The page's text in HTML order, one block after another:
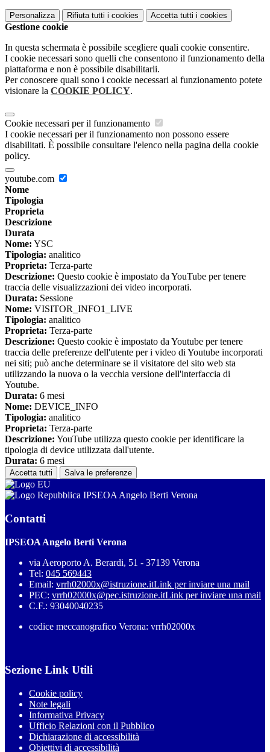
Personalizza Rifiuta tutti i cookies Accetta tutti i cookies
Gestione cookie
In questa schermata è possibile scegliere quali cookie consentire.
I cookie necessari sono quelli che consentono il funzionamento della
piattaforma e non è possibile disabilitarli.
Per conoscere quali sono i cookie necessari al funzionamento potete
visionare la COOKIE POLICY.
Cookie necessari per il funzionamento
I cookie necessari per il funzionamento non possono essere
disabilitati. È possibile consultare l'elenco nella pagina della cookie
policy.
youtube.com
Nome
Tipologia
Proprieta
Descrizione
Durata
Nome: YSC
Tipologia: analitico
Proprieta: Terza-parte
Descrizione: Questo cookie è impostato da YouTube per tenere
traccia delle visualizzazioni dei video incorporati.
Durata: Sessione
Nome: VISITOR_INFO1_LIVE
Tipologia: analitico
Proprieta: Terza-parte
Descrizione: Questo cookie è impostato da Youtube per tenere
traccia delle preferenze dell'utente per i video di Youtube incorporati
nei siti; può anche determinare se il visitatore del sito web sta
utilizzando la nuova o la vecchia versione dell'interfaccia di
Youtube.
Durata: 6 mesi
Nome: DEVICE_INFO
Tipologia: analitico
Proprieta: Terza-parte
Descrizione: YouTube utilizza questo cookie per identificare la
tipologia di device utilizzata dall'utente.
Durata: 6 mesi
Accetta tutti Salva le preferenze
IPSEOA Angelo Berti Verona
Contatti
IPSEOA Angelo Berti Verona
via Aeroporto A. Berardi, 51 - 37139 Verona
Tel: 045 569443
Email: vrrh02000x@istruzione.itLink per inviare una mail
PEC: vrrh02000x@pec.istruzione.itLink per inviare una mail
C.F.: 93040040235
codice meccanografico Verona: vrrh02000x
Sezione Link Utili
Cookie policy
Note legali
Informativa Privacy
Ufficio Relazioni con il Pubblico
Dichiarazione di accessibilità
Obiettivi di accessibilità